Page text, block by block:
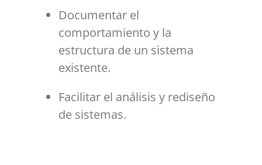
Documentar el
comportamiento y la
estructura de un sistema
existente.
Facilitar el análisis y rediseño
de sistemas.